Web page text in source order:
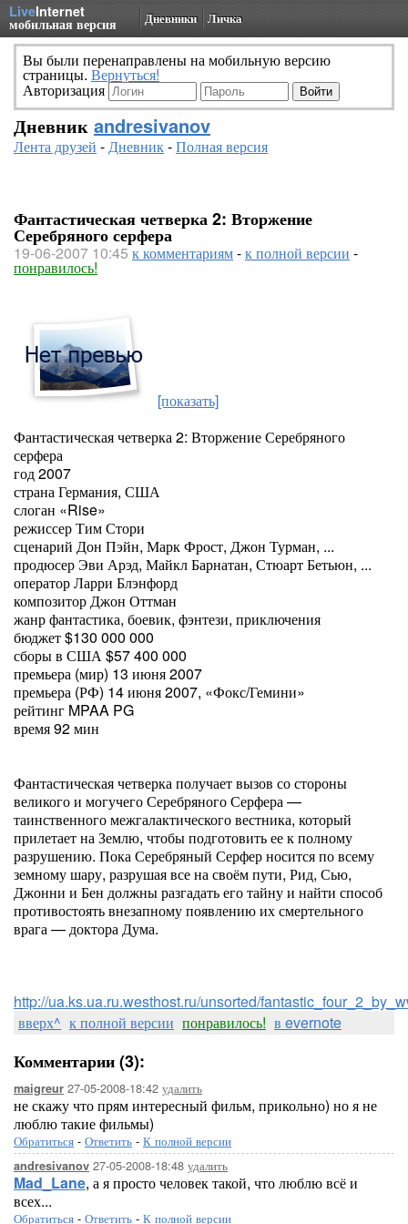
LiveInternet
мобильная версия Дневники Личка
Вы были перенаправлены на мобильную версию
страницы. Вернуться!
Авторизация
Дневник andresivanov
Лента друзей -Дневник-Полная версия
Фантастическая четверка 2: Вторжение
Серебряного серфера
19-06-2007 10:45 к комментариям-к полной версии -
понравилось!
[показать]
Фантастическая четверка 2: Вторжение Серебряного
серфера
год 2007
страна Германия, США
слоган «Rise»
режиссер Тим Стори
сценарий Дон Пэйн, Марк Фрост, Джон Турман, ...
продюсер Эви Арэд, Майкл Барнатан, Стюарт Бетьюн, ...
оператор Ларри Блэнфорд
композитор Джон Оттман
жанр фантастика, боевик, фэнтези, приключения
бюджет $130 000 000
сборы в США $57 400 000
премьера (мир) 13 июня 2007
премьера (РФ) 14 июня 2007, «Фокс/Гемини»
рейтинг MPAA PG
время 92 мин
Фантастическая четверка получает вызов со стороны
великого и могучего Серебряного Серфера —
таинственного межгалактического вестника, который
прилетает на Землю, чтобы подготовить ее к полному
разрушению. Пока Серебряный Серфер носится по всему
земному шару, разрушая все на своём пути, Рид, Сью,
Джонни и Бен должны разгадать его тайну и найти способ
противостоять внезапному появлению их смертельного
врага — доктора Дума.
http://ua.ks.ua.ru.westhost.ru/unsorted/
вверх^ к полной версии понравилось! в evernote
Комментарии (3):
maigreur 27-05-2008-18:42 удалить
не скажу что прям интересный фильм, прикольно) но я не
люблю такие фильмы)
Обратиться - Ответить - К полной версии
andresivanov 27-05-2008-18:48 удалить
Mad_Lane, а я просто человек такой, что люблю всё и
всех...
Обратиться - Ответить - К полной версии